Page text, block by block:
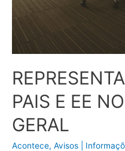
PAIS E EE
GERAL
Acontece, Avisos |